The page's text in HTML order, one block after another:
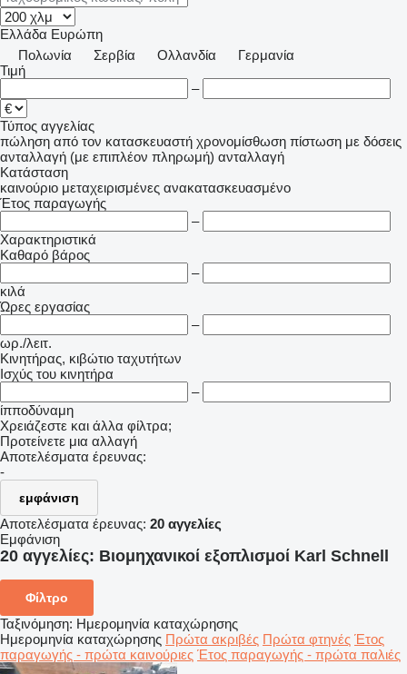
Ελλάδα Ευρώπη
Πολωνία
Σερβία Ολλανδία
Γερμανία
Τιμή
–
Τύπος αγγελίας
πώληση από τον κατασκευαστή χρονομίσθωση πίστωση με δόσεις
ανταλλαγή (με επιπλέον πληρωμή) ανταλλαγή
Κατάσταση
καινούριο μεταχειρισμένες ανακατασκευασμένο
Έτος παραγωγής
–
Χαρακτηριστικά
Καθαρό βάρος
–
κιλά
Ώρες εργασίας
–
ωρ./λειτ.
Κινητήρας, κιβώτιο ταχυτήτων
Ισχύς του κινητήρα
–
ίπποδύναμη
Χρειάζεστε και άλλα φίλτρα;
Προτείνετε μια αλλαγή
Αποτελέσματα έρευνας:
-
εμφάνιση
Αποτελέσματα έρευνας: 20 αγγελίες
Εμφάνιση
20 αγγελίες: Βιομηχανικοί εξοπλισμοί Karl Schnell
Φίλτρο
Ταξινόμηση: Ημερομηνία καταχώρησης
Ημερομηνία καταχώρησης Πρώτα ακριβές Πρώτα φτηνές Έτος
παραγωγής - πρώτα καινούριες Έτος παραγωγής - πρώτα παλιές